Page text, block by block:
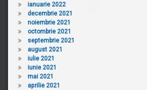
ianuarie 2022
decembrie 2021
noiembrie 2021
octombrie 2021
septembrie 2021
august 2021
iulie 2021
iunie 2021
mai 2021
aprilie 2021